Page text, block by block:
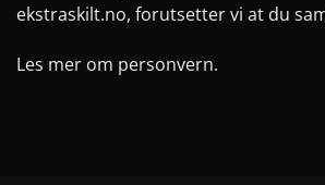
ekstraskilt.no, forutsetter vi at du
Les mer om personvern.